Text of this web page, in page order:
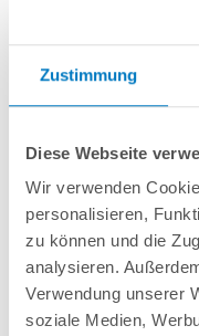
Zustimmung
Diese Webseite
Wir verwenden
personalisieren,
zu können und die
analysieren.
Verwendung unserer
soziale Medien,
Aqua Plus und
3,99 € *
5,99 € *
inkl. gesetzlicher MwSt.
Lieferung in ca. 1-3
Verschlussschraube mit